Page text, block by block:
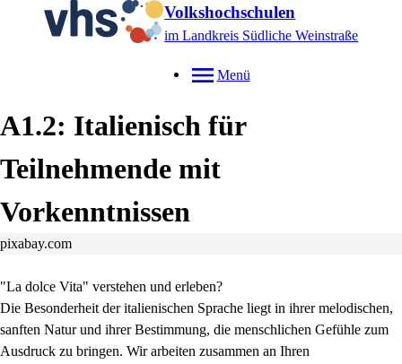
Volkshochschulen
im Landkreis Südliche Weinstraße
Menü
A1.2: Italienisch für
Teilnehmende mit
Vorkenntnissen
pixabay.com
"La dolce Vita" verstehen und erleben?
Die Besonderheit der italienischen Sprache liegt in ihrer melodischen,
sanften Natur und ihrer Bestimmung, die menschlichen Gefühle zum
Ausdruck zu bringen. Wir arbeiten zusammen an Ihren